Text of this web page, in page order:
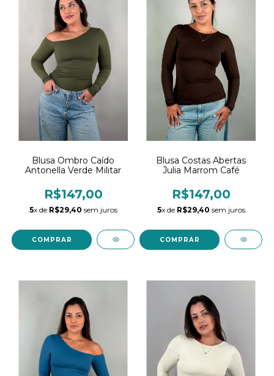
Blusa Ombro Caído
Antonella Verde Militar
R$147,00
5x de R$29,40 sem juros
COMPRAR
Blusa Costas Abertas
Julia Marrom Café
R$147,00
5x de R$29,40 sem juros
COMPRAR